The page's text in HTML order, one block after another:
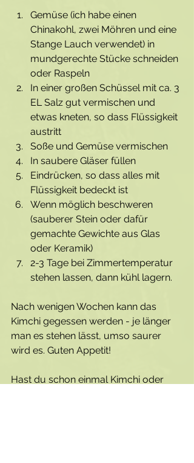
Gemüse (ich habe einen
Chinakohl, zwei Möhren und eine
Stange Lauch verwendet) in
mundgerechte Stücke schneiden
oder Raspeln
In einer großen Schüssel mit ca. 3
EL Salz gut vermischen und
etwas kneten, so dass Flüssigkeit
austritt
Soße und Gemüse vermischen
In saubere Gläser füllen
Eindrücken, so dass alles mit
Flüssigkeit bedeckt ist
Wenn möglich beschweren
(sauberer Stein oder dafür
gemachte Gewichte aus Glas
oder Keramik)
2-3 Tage bei Zimmertemperatur
stehen lassen, dann kühl lagern.
Nach wenigen Wochen kann das
Kimchi gegessen werden - je länger
man es stehen lässt, umso saurer
wird es. Guten Appetit!
Hast du schon einmal Kimchi oder